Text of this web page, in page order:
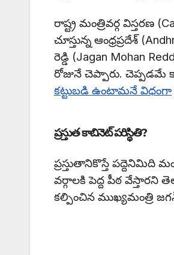
రాష్ట్ర మంత్రివర్గ విస్తరణ
చూస్తున్న ఆంధ్రప్రదేశ్
రెడ్డి (Jagan Mohan
రోజునే చెప్పారు. చెప్పడమే
కట్టుబడి ఉంటామనే విధంగా
ప్రస్తుత కాబినెట్ పరిస్థితి?
ప్రస్తుతానికొస్తే
వర్గాలకి పెద్ద పీఠ
కల్పించిన ముఖ్యమంత్రి